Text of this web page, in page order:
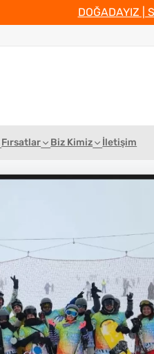
DOĞADAYIZ |
Fırsatlar Biz Kimiz İletişim